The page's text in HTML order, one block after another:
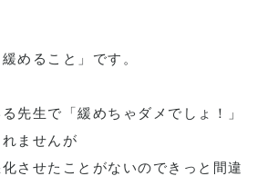
めること」です。
先生で「緩めちゃダメでしょ！」
ませんが
させたことがないのできっと間違